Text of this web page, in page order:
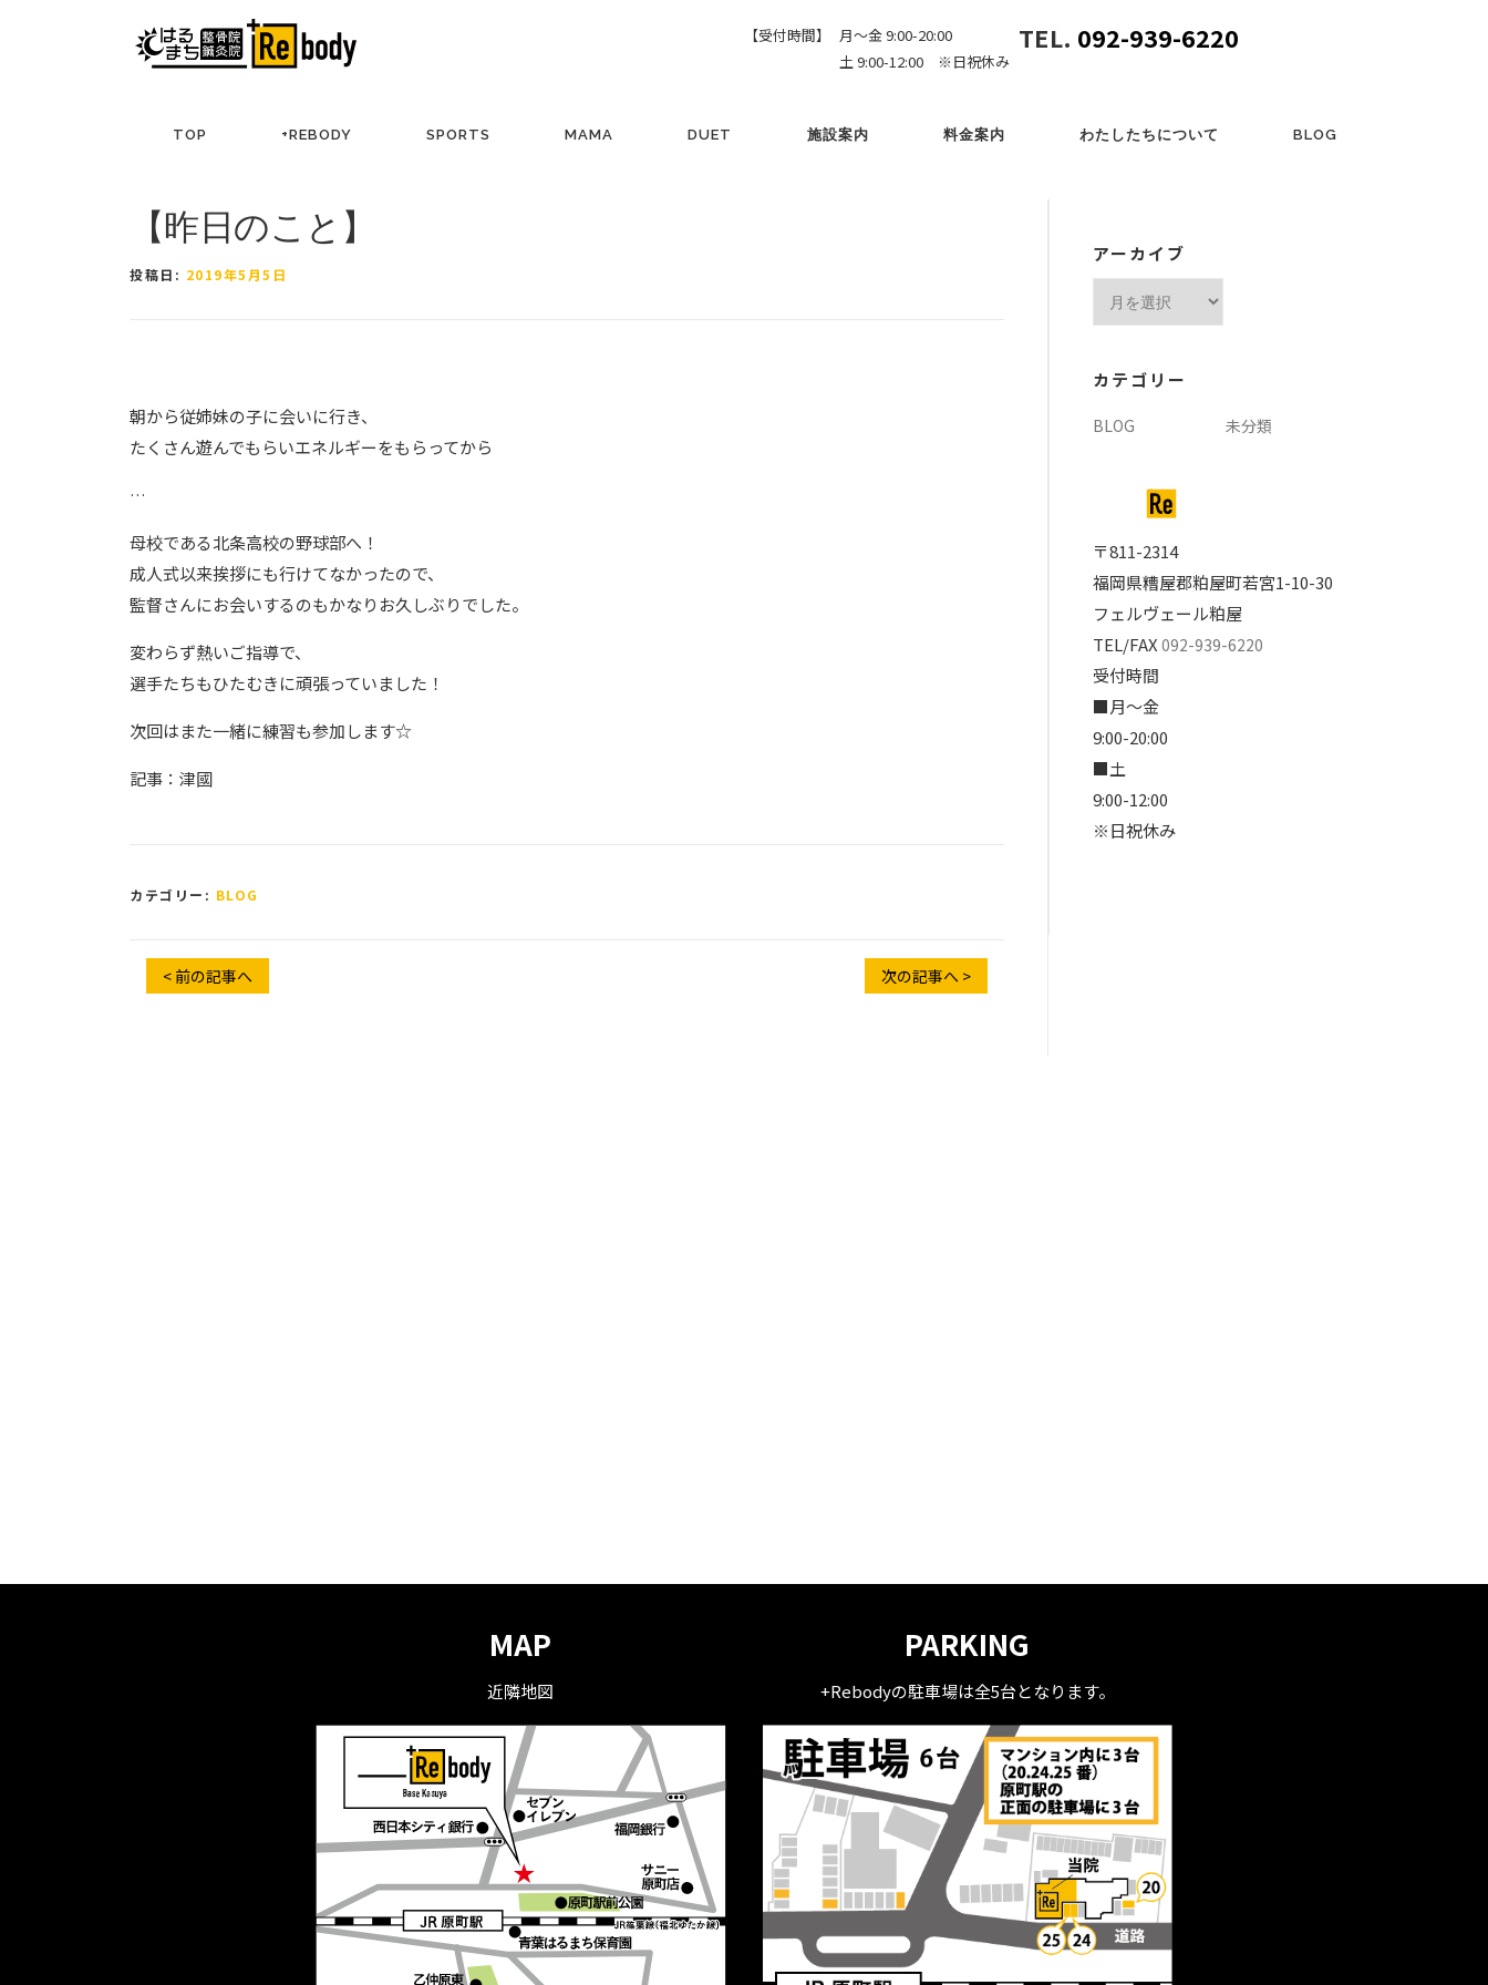
TOP +REBODY SPORTS MAMA DUET 施設案内 料金案内 わたしたちについて BLOG
【受付時間】
月～金 9:00-20:00
土 9:00-12:00 ※日祝休み
TEL. 092-939-6220
【昨日のこと】
投稿日: 2019年5月5日
朝から従姉妹の子に会いに行き、
たくさん遊んでもらいエネルギーをもらってから
…
母校である北条高校の野球部へ！
成人式以来挨拶にも行けてなかったので、
監督さんにお会いするのもかなりお久しぶりでした。
変わらず熱いご指導で、
選手たちもひたむきに頑張っていました！
次回はまた一緒に練習も参加します☆
記事：津國
カテゴリー: BLOG
< 前の記事へ 次の記事へ >
アーカイブ
ブ
カテゴリー
BLOG 未分類
〒811-2314
福岡県糟屋郡粕屋町若宮1-10-30
フェルヴェール粕屋
TEL/FAX 092-939-6220
受付時間
■月～金
9:00-20:00
■土
9:00-12:00
※日祝休み
MAP
近隣地図
PARKING
+Rebodyの駐車場は全5台となります。